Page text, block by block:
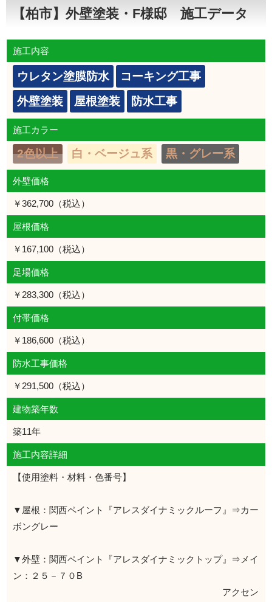
【柏市】外壁塗装・F様邸 施工データ
施工内容
ウレタン塗膜防水
コーキング工事
外壁塗装
屋根塗装 防水工事
施工カラー
2色以上 白・ベージュ系 黒・グレー系
外壁価格
￥362,700（税込）
屋根価格
￥167,100（税込）
足場価格
￥283,300（税込）
付帯価格
￥186,600（税込）
防水工事価格
￥291,500（税込）
建物築年数
築11年
施工内容詳細
【使用塗料・材料・色番号】
▼屋根：関西ペイント『アレスダイナミックルーフ』⇒カー
ボングレー
▼外壁：関西ペイント『アレスダイナミックトップ』⇒メイ
ン：２５－７０B
アクセン